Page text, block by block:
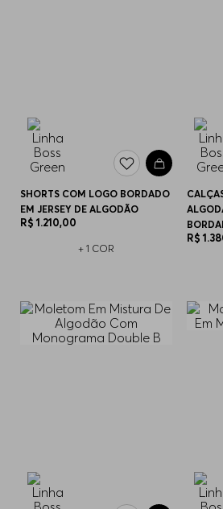
SHORTS COM LOGO BORDADO
EM JERSEY DE ALGODÃO
R$ 1.210,00
+ 1 COR
R$ 1.